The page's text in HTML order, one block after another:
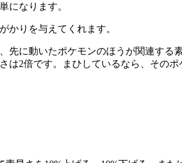
になります。
かりを与えてくれます。
に動いたポケモンのほうが関連す
2倍です。まひしているなら、その